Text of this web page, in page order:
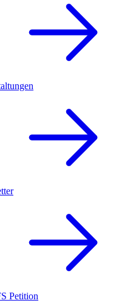
Petition